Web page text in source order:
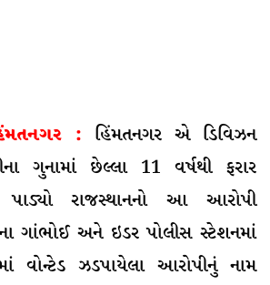
: હિંમતનગર એ ડિવિઝન
ગુનામાં છેલ્લા 11 વર્ષથી ફરાર
રાજસ્થાનનો આ આરોપી
ગાંભોઈ અને ઇડર પોલીસ સ્ટેશનમાં
વોન્ટેડ ઝડપાયેલા આરોપીનું નામ